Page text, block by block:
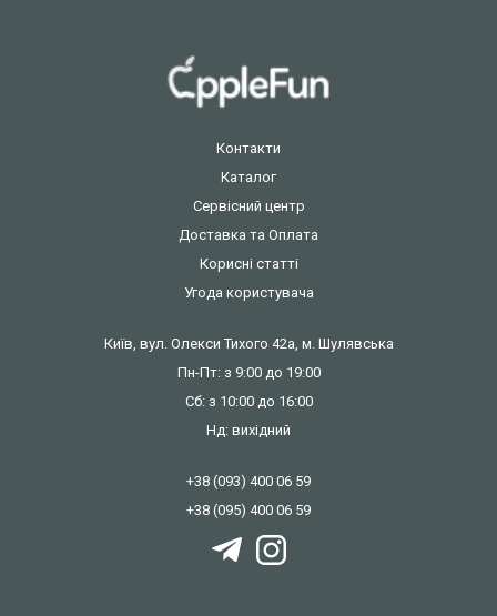
Контакти
Каталог
Сервісний центр
Доставка та Оплата
Корисні статті
Угода користувача
Київ, вул. Олекси Тихого 42а, м. Шулявська
Пн-Пт: з 9:00 до 19:00
Сб: з 10:00 до 16:00
Нд: вихідний
+38 (093) 400 06 59
+38 (095) 400 06 59